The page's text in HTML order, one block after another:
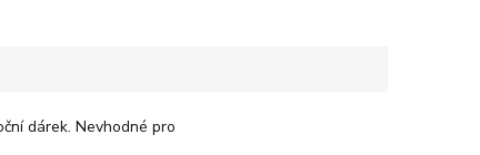
dárek. Nevhodné pro